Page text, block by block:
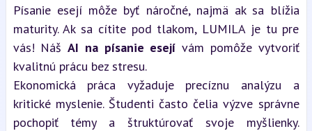
Písanie esejí môže byť náročné, najmä ak sa blížia
maturity. Ak sa cítite pod tlakom, LUMILA je tu pre
vás! Náš AI na písanie esejí vám pomôže vytvoriť
kvalitnú prácu bez stresu.
Ekonomická práca vyžaduje precíznu analýzu a
kritické myslenie. Študenti často čelia výzve správne
pochopiť témy a štruktúrovať svoje myšlienky.